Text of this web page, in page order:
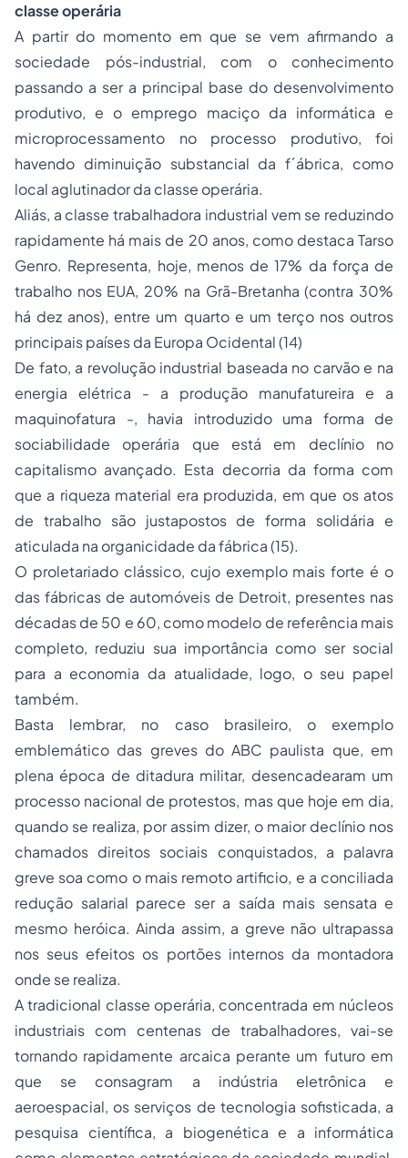
classe operária
A partir do momento em que se vem afirmando a
sociedade pós-industrial, com o conhecimento
passando a ser a principal base do desenvolvimento
produtivo, e o emprego maciço da informática e
microprocessamento no processo produtivo, foi
havendo diminuição substancial da f´ábrica, como
local aglutinador da classe operária.
Aliás, a classe trabalhadora industrial vem se reduzindo
rapidamente há mais de 20 anos, como destaca Tarso
Genro. Representa, hoje, menos de 17% da força de
trabalho nos EUA, 20% na Grã-Bretanha (contra 30%
há dez anos), entre um quarto e um terço nos outros
principais países da Europa Ocidental (14)
De fato, a revolução industrial baseada no carvão e na
energia elétrica - a produção manufatureira e a
maquinofatura -, havia introduzido uma forma de
sociabilidade operária que está em declínio no
capitalismo avançado. Esta decorria da forma com
que a riqueza material era produzida, em que os atos
de trabalho são justapostos de forma solidária e
aticulada na organicidade da fábrica (15).
O proletariado clássico, cujo exemplo mais forte é o
das fábricas de automóveis de Detroit, presentes nas
décadas de 50 e 60, como modelo de referência mais
completo, reduziu sua importância como ser social
para a economia da atualidade, logo, o seu papel
também.
Basta lembrar, no caso brasileiro, o exemplo
emblemático das greves do ABC paulista que, em
plena época de ditadura militar, desencadearam um
processo nacional de protestos, mas que hoje em dia,
quando se realiza, por assim dizer, o maior declínio nos
chamados direitos sociais conquistados, a palavra
greve soa como o mais remoto artificio, e a conciliada
redução salarial parece ser a saída mais sensata e
mesmo heróica. Ainda assim, a greve não ultrapassa
nos seus efeitos os portões internos da montadora
onde se realiza.
A tradicional classe operária, concentrada em núcleos
industriais com centenas de trabalhadores, vai-se
tornando rapidamente arcaica perante um futuro em
que se consagram a indústria eletrônica e
aeroespacial, os serviços de tecnologia sofisticada, a
pesquisa científica, a biogenética e a informática